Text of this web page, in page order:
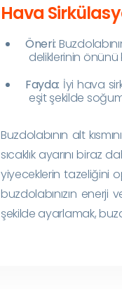
Hava
Öneri:
deliklerinin önünü
Fayda: İyi hava
eşit şekilde
Buzdolabının alt
sıcaklık ayarını biraz
yiyeceklerin tazeliğini
buzdolabınızın enerji
şekilde ayarlamak,